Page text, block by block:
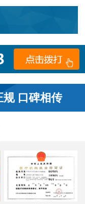
规 口碑相传
亏手机预约了，